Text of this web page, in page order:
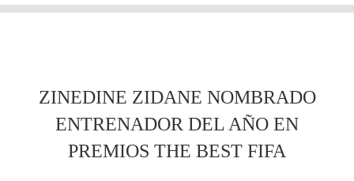
ZINEDINE ZIDANE NOMBRADO
ENTRENADOR DEL AÑO EN
PREMIOS THE BEST FIFA